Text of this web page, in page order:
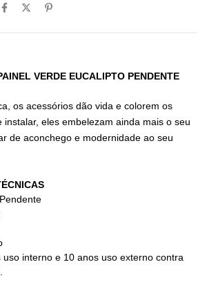
VERDE EUCALIPTO PENDENTE
os acessórios dão vida e colorem os
instalar, eles embelezam ainda mais o seu
de aconchego e modernidade ao seu
interno e 10 anos uso externo contra